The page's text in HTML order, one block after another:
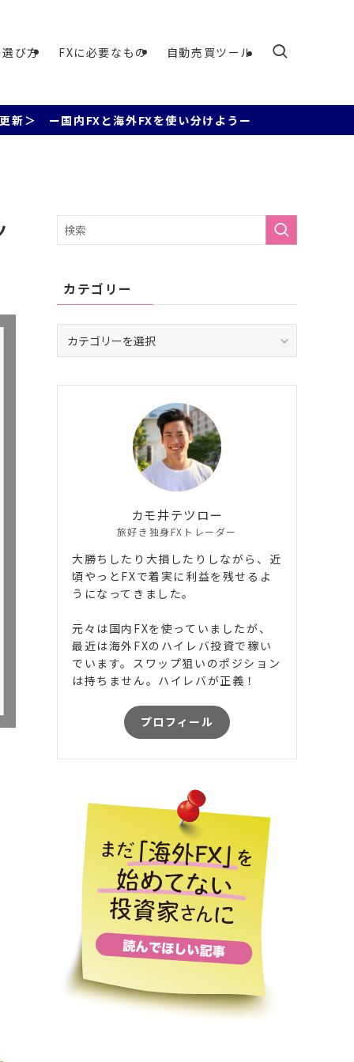
び方 FXに必要なもの 自動売買ツール
と海外FXを使い分けようー
カテゴリー
テ
リ
カモ井テツロー
旅好き独身FXトレーダー
大勝ちしたり大損したりしながら、近
頃やっとFXで着実に利益を残せるよ
うになってきました。
元々は国内FXを使っていましたが、
最近は海外FXのハイレバ投資で稼い
でいます。スワップ狙いのポジション
は持ちません。ハイレバが正義！
プロフィール